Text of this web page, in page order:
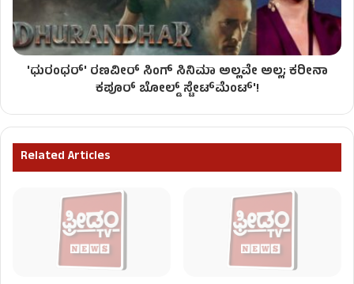
'ಧುರಂಧರ್' ರಣವೀರ್ ಸಿಂಗ್ ಸಿನಿಮಾ ಅಲ್ಲವೇ ಅಲ್ಲ; ಕರೀನಾ
ಕಪೂರ್ ಬೋಲ್ಡ್ ಸ್ಟೇಟ್‌ಮೆಂಟ್'!
Related Articles